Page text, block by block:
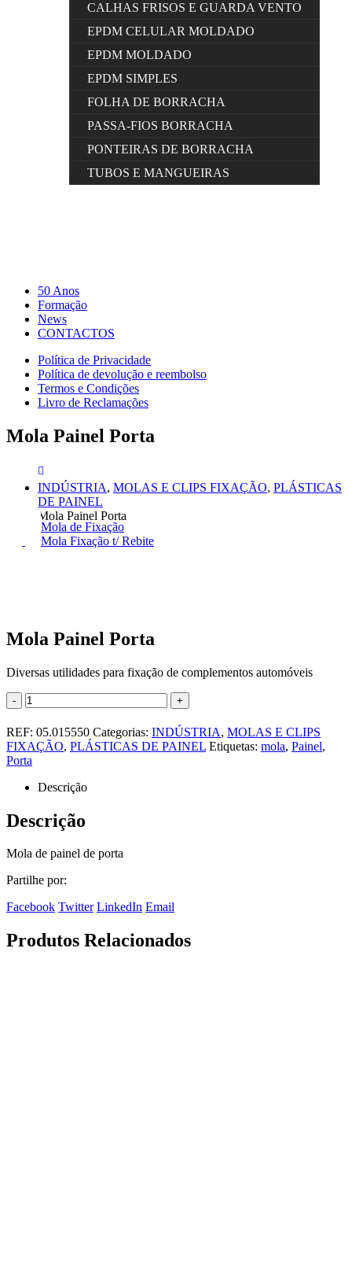
CALHAS FRISOS E GUARDA VENTO
EPDM CELULAR MOLDADO
EPDM MOLDADO
EPDM SIMPLES
FOLHA DE BORRACHA
PASSA-FIOS BORRACHA
PONTEIRAS DE BORRACHA
TUBOS E MANGUEIRAS
50 Anos
Formação
News
CONTACTOS
Política de Privacidade
Política de devolução e reembolso
Termos e Condições
Livro de Reclamações
Mola Painel Porta
INDÚSTRIA, MOLAS E CLIPS FIXAÇÃO, PLÁSTICAS
DE PAINEL
Mola Painel Porta
Mola de Fixação
Mola Fixação t/ Rebite
Mola Painel Porta
Diversas utilidades para fixação de complementos automóveis
- +
REF: 05.015550 Categorias: INDÚSTRIA, MOLAS E CLIPS
FIXAÇÃO, PLÁSTICAS DE PAINEL Etiquetas: mola, Painel,
Porta
Descrição
Descrição
Mola de painel de porta
Partilhe por:
Facebook Twitter LinkedIn Email
Produtos Relacionados